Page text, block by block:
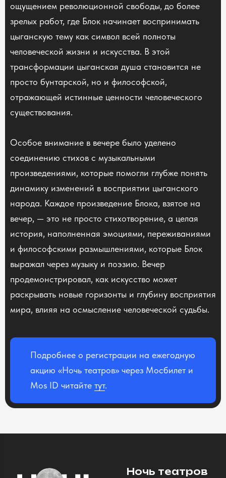
ощущением революционной свободы, до более
зрелых работ, где Блок начинает воспринимать
цыганскую тему как символ всей полноты
человеческой жизни и искусства. В этой
трансформации цыганская душа становится не
просто бунтарской, но и философской,
отражающей истинные ценности человеческого
существования.
Особое внимание в вечере было уделено
соединению стихов с музыкальными
произведениями, которые помогли глубже понять
динамику изменений в восприятии цыганского
народа. Каждое произведение Блока, взятое на
вечер, — это не просто стихотворение, а целая
история, наполненная эмоциями, переживаниями
и философскими размышлениями, которые Блок
выражал через музыку и поэзию. Вечер
продемонстрировал, как искусство может
раскрывать новые горизонты и глубину восприятия
мира, влияя на осмысление человеческой судьбы.
Подробнее о регистрации на ежегодную
акцию «Ночь театров» через Мосбилет и
Mos ID читайте тут.
Ночь театров